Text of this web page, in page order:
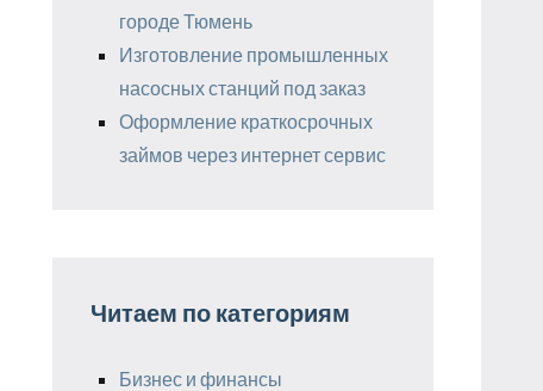
городе Тюмень
Изготовление промышленных
насосных станций под заказ
Оформление краткосрочных
займов через интернет сервис
Читаем по категориям
Бизнес и финансы